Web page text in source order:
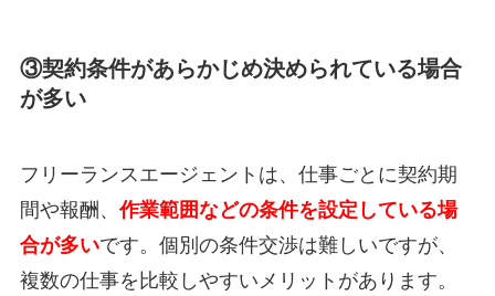
③契約条件があらかじめ決められている場合
が多い
フリーランスエージェントは、仕事ごとに契約期
間や報酬、作業範囲などの条件を設定している場
合が多いです。 個別の条件交渉は難しいですが、
複数の仕事を比較しやすいメリットがあります。